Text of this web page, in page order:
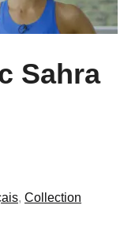
Sahra
, Collection